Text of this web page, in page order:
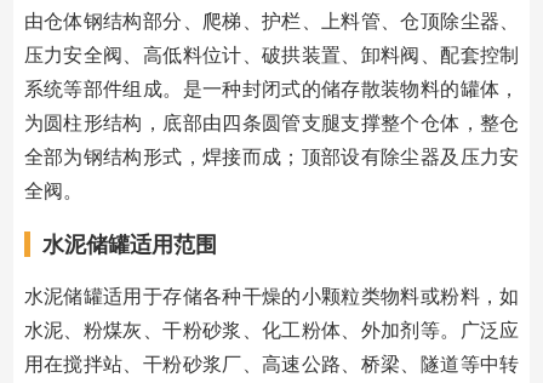
由仓体钢结构部分、爬梯、护栏、上料管、仓顶除尘器、
压力安全阀、高低料位计、破拱装置、卸料阀、配套控制
系统等部件组成。是一种封闭式的储存散装物料的罐体，
为圆柱形结构，底部由四条圆管支腿支撑整个仓体，整仓
全部为钢结构形式，焊接而成；顶部设有除尘器及压力安
全阀。
水泥储罐适用范围
水泥储罐适用于存储各种干燥的小颗粒类物料或粉料，如
水泥、粉煤灰、干粉砂浆、化工粉体、外加剂等。广泛应
用在搅拌站、干粉砂浆厂、高速公路、桥梁、隧道等中转